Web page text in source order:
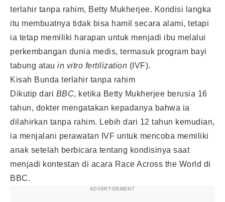
terlahir tanpa rahim, Betty Mukherjee. Kondisi langka
itu membuatnya tidak bisa hamil secara alami, tetapi
ia tetap memiliki harapan untuk menjadi ibu melalui
perkembangan dunia medis, termasuk program bayi
tabung atau in vitro fertilization (IVF).
Kisah Bunda terlahir tanpa rahim
Dikutip dari BBC, ketika Betty Mukherjee berusia 16
tahun, dokter mengatakan kepadanya bahwa ia
dilahirkan tanpa rahim. Lebih dari 12 tahun kemudian,
ia menjalani perawatan IVF untuk mencoba memiliki
anak setelah berbicara tentang kondisinya saat
menjadi kontestan di acara Race Across the World di
BBC.
ADVERTISEMENT